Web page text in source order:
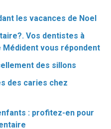
les vacances de Noel
Vos dentistes à
vous répondent
des sillons
des caries chez
: profitez-en pour